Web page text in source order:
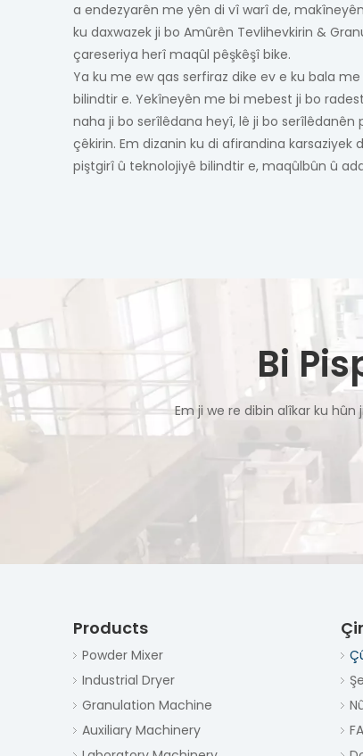
a endezyarên me yên di vî warî de,
ku daxwazek ji bo Amûrên Tevlihevkirin &
çareseriya herî maqûl pêşkêşî bike.
Ya ku me ew qas serfiraz dike ev e ku bala
bilindtir e. Yekîneyên me bi mebest ji bo
naha ji bo serîlêdana heyî, lê ji bo serîlêdanên
çêkirin. Em dizanin ku di afirandina
piştgirî û teknolojiyê bilindtir e, maqûlbûn û
Bi
Em ji we re dibin alîkar ku
Products
Powder Mixer
Industrial Dryer
Granulation Machine
Auxiliary Machinery